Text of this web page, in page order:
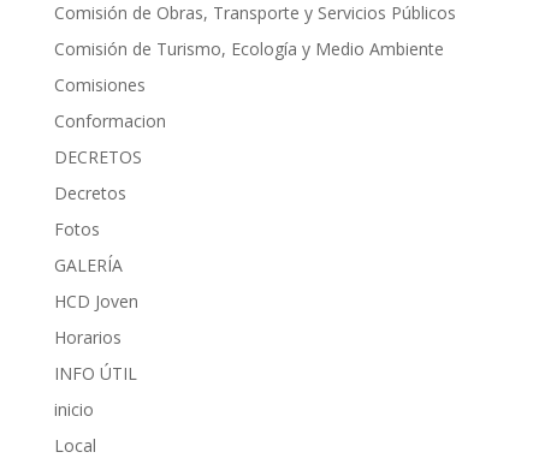
Comisión de Obras, Transporte y Servicios Públicos
Comisión de Turismo, Ecología y Medio Ambiente
Comisiones
Conformacion
DECRETOS
Decretos
Fotos
GALERÍA
HCD Joven
Horarios
INFO ÚTIL
inicio
Local